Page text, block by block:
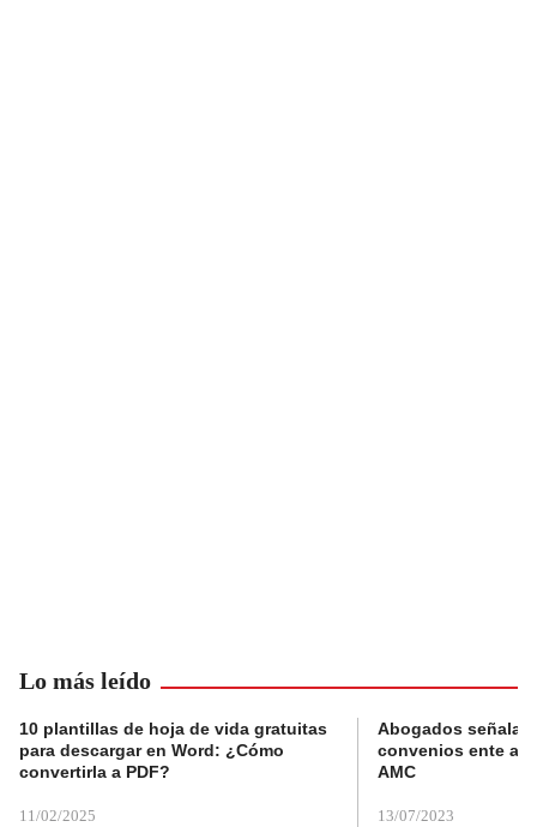
Lo más leído
10 plantillas de hoja de vida gratuitas
para descargar en Word: ¿Cómo
convertirla a PDF?
11/02/2025
Abogados
convenios ente
AMC
13/07/2023